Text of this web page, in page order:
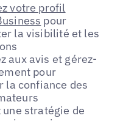
votre profil
pour
la visibilité et les
aux avis et gérez-
pour
la confiance des
une stratégie de